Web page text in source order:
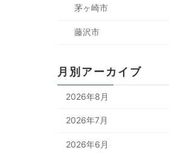
茅ヶ崎市
藤沢市
月別アーカイブ
2026年8月
2026年7月
2026年6月